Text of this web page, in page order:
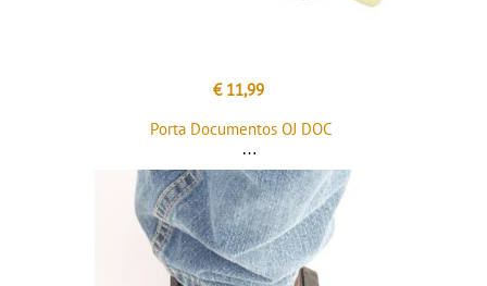
€ 11,99
Porta Documentos OJ DOC